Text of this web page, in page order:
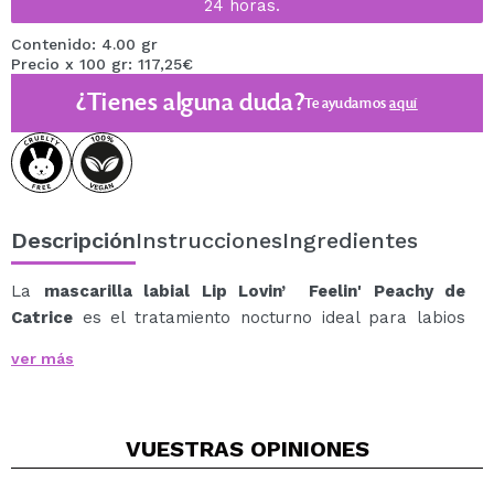
24 horas.
Contenido: 4.00 gr
Precio x 100 gr: 117,25€
¿Tienes alguna duda?Te ayudamosaquí
DescripciónInstruccionesIngredientes
La mascarilla labial Lip Lovin’ Feelin' Peachy de
Catrice es el tratamiento nocturno ideal para labios
Su fórmula rica en manteca de karité, aceite de
ver más
VUESTRAS OPINIONES